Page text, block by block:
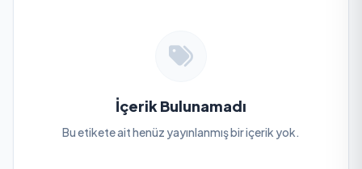
İçerik Bulunamadı
Bu etikete ait henüz yayınlanmış bir içerik yok.